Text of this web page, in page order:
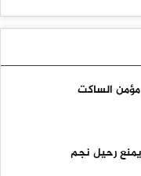
مؤمن الساكت
رحيل نجم